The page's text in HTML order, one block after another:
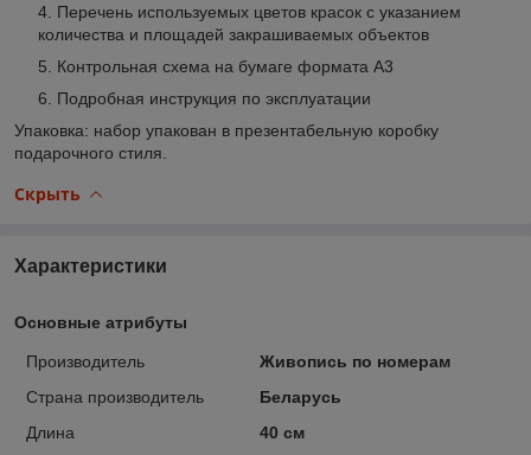
Перечень используемых цветов красок с указанием
количества и площадей закрашиваемых объектов
Контрольная схема на бумаге формата А3
Подробная инструкция по эксплуатации
Упаковка: набор упакован в презентабельную коробку
подарочного стиля.
Скрыть
Характеристики
Основные атрибуты
Производитель
Живопись по номерам
Страна производитель
Беларусь
Длина
40 см